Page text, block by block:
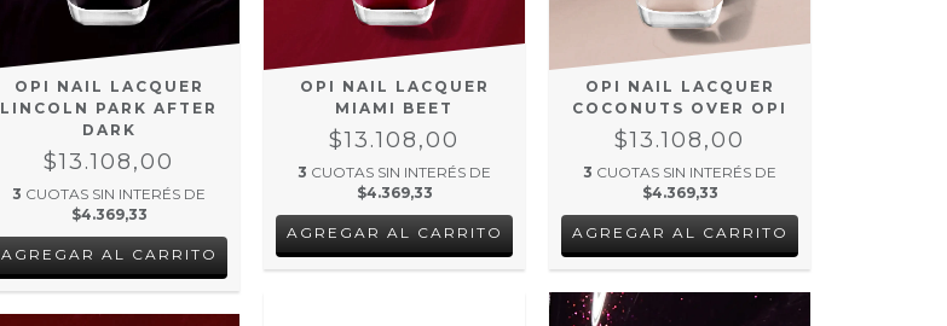
OPI NAIL LACQUER
LINCOLN PARK AFTER
DARK
$13.108,00
3 CUOTAS SIN INTERÉS DE
$4.369,33
OPI NAIL LACQUER
MIAMI BEET
$13.108,00
3 CUOTAS SIN INTERÉS DE
$4.369,33
OPI NAIL LACQUER
COCONUTS OVER OPI
$13.108,00
3 CUOTAS SIN INTERÉS DE
$4.369,33